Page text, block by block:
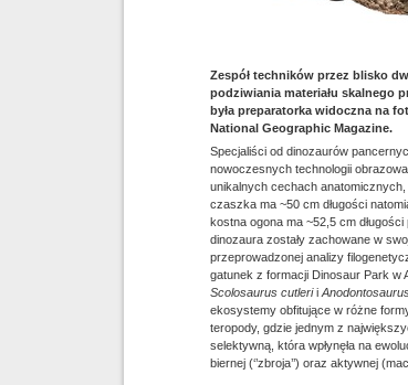
Zespół techników przez blisko
podziwiania materiału skalnego
była preparatorka widoczna na
National Geographic Magazine.
Specjaliści od dinozaurów
nowoczesnych technologii
unikalnych cechach
czaszka ma ~50 cm długości
kostna ogona ma ~52,5 cm
dinozaura zostały zachowane w
przeprowadzonej analizy
gatunek z formacji Dinosaur Park w
Scolosaurus cutlerii
ekosystemy obfitujące w różne
teropody, gdzie jednym z
selektywną, która wpłynęła na
biernej (‘’zbroja’’) oraz aktywnej